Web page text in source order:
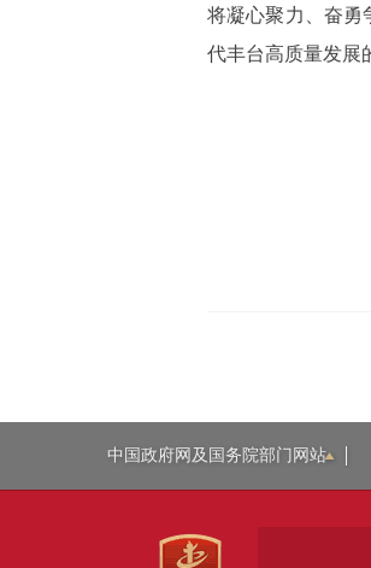
将凝心聚力、奋勇
代丰台高质量发展
中国政府网及国务院部门网站